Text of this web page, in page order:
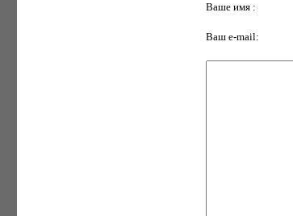
Ваше имя :
Ваш e-mail: